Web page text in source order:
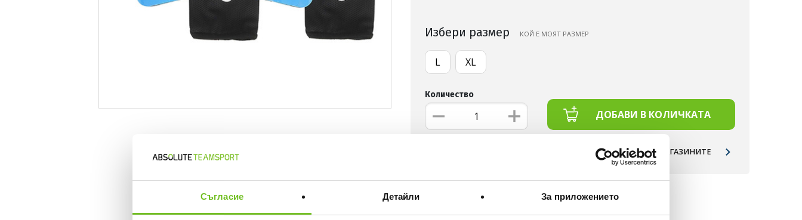
Съгласие Детайли За приложението
Избери размер КОЙ Е МОЯТ РАЗМЕР
L XL
Количество
ДОБАВИ В КОЛИЧКАТА
НАЛИЧНОСТ ПО МАГАЗИНИТЕ
БЕЗПЛАТНА ДОСТАВКА НАД 50 €.